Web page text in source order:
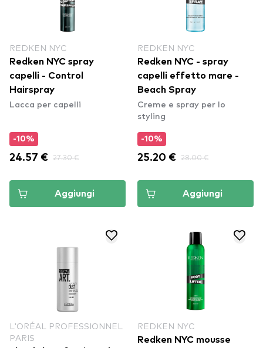
REDKEN NYC
Redken NYC spray
capelli - Control
Hairspray
Lacca per capelli
-10%
24.57 € 27.30 €
Aggiungi
REDKEN NYC
Redken NYC - spray
capelli effetto mare -
Beach Spray
Creme e spray per lo
styling
-10%
25.20 € 28.00 €
Aggiungi
L'ORÉAL PROFESSIONNEL
PARIS
REDKEN NYC
Redken NYC mousse